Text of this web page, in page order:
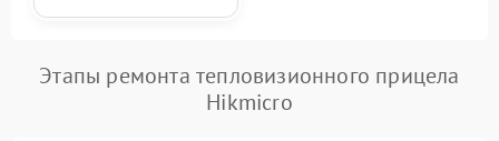
Этапы ремонта тепловизионного прицела
Hikmicro